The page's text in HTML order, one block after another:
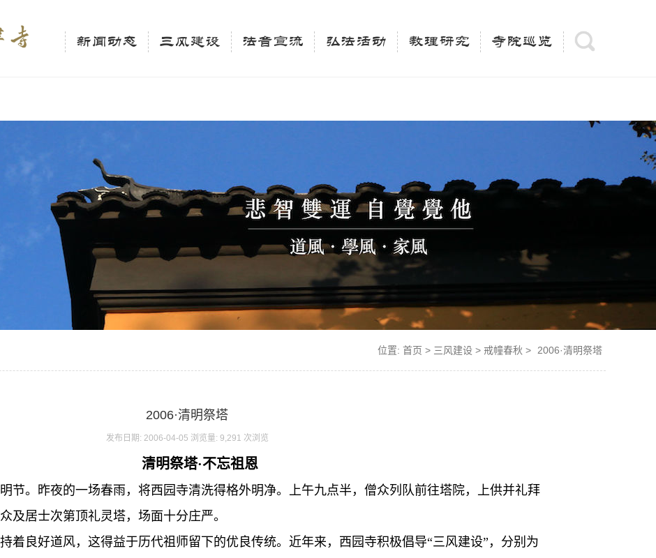
= single_tag_title('', false); $description = tag_description(); } $keywords = trim(strip_tags($keywords)); $description =
新闻动态 三风建设 法音宣流 弘法活动 教理研究 寺院巡览
位置: 首页 > 三风建设 > 戒幢春秋 > 2006·清明祭塔
2006·清明祭塔
发布日期: 2006-04-05 浏览量: 9,291 次浏览
清明祭塔·不忘祖恩
节。昨夜的一场春雨，将西园寺清洗得格外明净。上午九点半，僧众列队前往塔院，上供并礼拜
及居士次第顶礼灵塔，场面十分庄严。
着良好道风，这得益于历代祖师留下的优良传统。近年来，西园寺积极倡导“三风建设”，分别为